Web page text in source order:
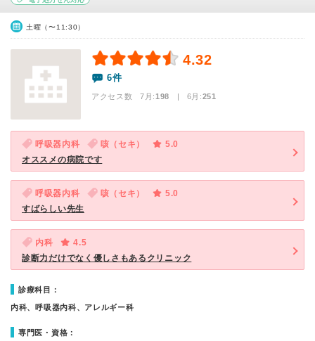
土曜（〜11:30）
4.32
6件
アクセス数 7月:198 | 6月:251
呼吸器内科 咳（セキ）
5.0
オススメの病院です
呼吸器内科 咳（セキ）
5.0
すばらしい先生
内科
4.5
診断力だけでなく優しさもあるクリニック
診療科目：
内科、呼吸器内科、アレルギー科
専門医・資格：